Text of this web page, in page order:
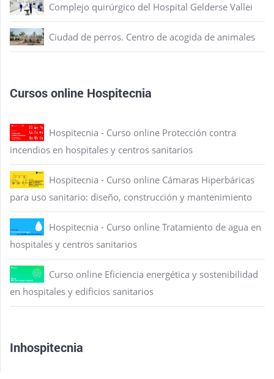
Complejo quirúrgico del Hospital Gelderse Vallei
Ciudad de perros. Centro de acogida de animales
Cursos online Hospitecnia
Hospitecnia - Curso online Protección contra
incendios en hospitales y centros sanitarios
Hospitecnia - Curso online Cámaras Hiperbáricas
para uso sanitario: diseño, construcción y mantenimiento
Hospitecnia - Curso online Tratamiento de agua en
hospitales y centros sanitarios
Curso online Eficiencia energética y sostenibilidad
en hospitales y edificios sanitarios
Inhospitecnia